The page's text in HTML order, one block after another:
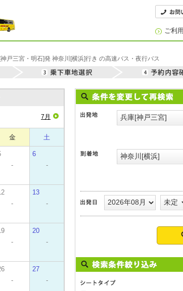
ご利
戸三宮・明石]発 神奈川[横浜]行き の高速バス・夜行バス
7月
金 土
-
6
-
-
13
-
-
20
-
-
27
-